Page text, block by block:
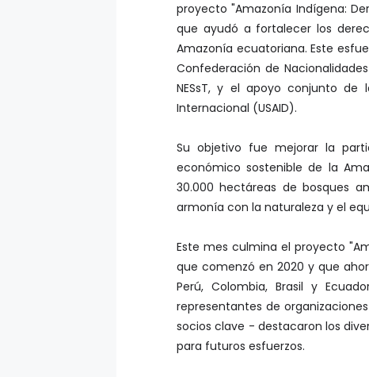
proyecto "Amazonía Indígena:
que ayudó a fortalecer los
Amazonía ecuatoriana. Este
Confederación de
NESsT, y el apoyo conjunto de
Internacional (USAID).
Su objetivo fue mejorar la
económico sostenible de la
30.000 hectáreas de bosques
armonía con la naturaleza y el
Este mes culmina el proyecto
que comenzó en 2020 y que
Perú, Colombia, Brasil y
representantes de
socios clave - destacaron los
para futuros esfuerzos.